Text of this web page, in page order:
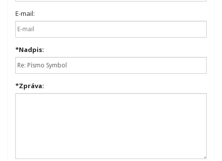
E-mail:
*Nadpis:
*Zpráva: